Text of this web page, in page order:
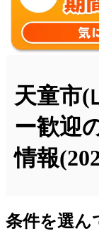
天童市(
ー歓迎
情報
条件を選ん